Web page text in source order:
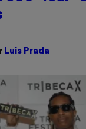
Luis Prada